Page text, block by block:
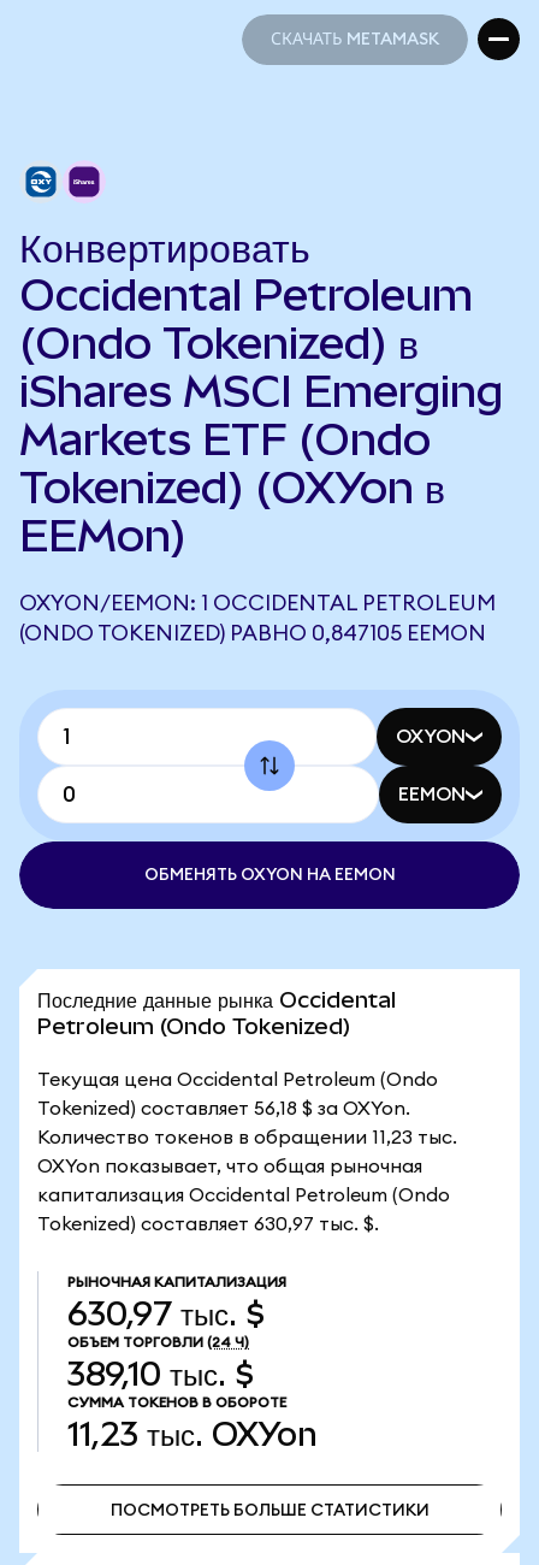
СКАЧАТЬ METAMASK
Конвертировать
Occidental Petroleum
(Ondo Tokenized) в
iShares MSCI Emerging
Markets ETF (Ondo
Tokenized) (OXYon в
EEMon)
OXYON/EEMON: 1 OCCIDENTAL PETROLEUM
(ONDO TOKENIZED) РАВНО 0,847105 EEMON
OXYON
EEMON
ОБМЕНЯТЬ OXYON НА EEMON
Последние данные рынка Occidental
Petroleum (Ondo Tokenized)
Текущая цена Occidental Petroleum (Ondo
Tokenized) составляет 56,18 $ за OXYon.
Количество токенов в обращении 11,23 тыс.
OXYon показывает, что общая рыночная
капитализация Occidental Petroleum (Ondo
Tokenized) составляет 630,97 тыс. $.
РЫНОЧНАЯ КАПИТАЛИЗАЦИЯ
630,97 тыс. $
ОБЪЕМ ТОРГОВЛИ (24 Ч)
389,10 тыс. $
СУММА ТОКЕНОВ В ОБОРОТЕ
11,23 тыс. OXYon
ПОСМОТРЕТЬ БОЛЬШЕ СТАТИСТИКИ